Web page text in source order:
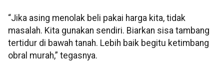
“Jika asing menolak beli pakai harga kita, tidak
masalah. Kita gunakan sendiri. Biarkan sisa tambang
tertidur di bawah tanah. Lebih baik begitu ketimbang
obral murah,” tegasnya.